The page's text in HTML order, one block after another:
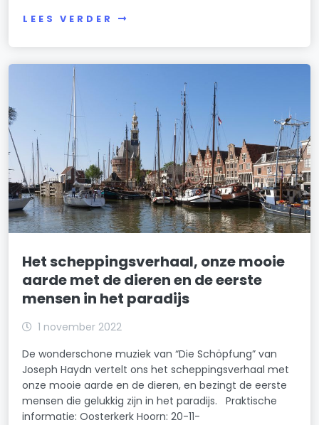
LEES VERDER
Het scheppingsverhaal, onze mooie
aarde met de dieren en de eerste
mensen in het paradijs
1 november 2022
De wonderschone muziek van “Die Schöpfung” van
Joseph Haydn vertelt ons het scheppingsverhaal met
onze mooie aarde en de dieren, en bezingt de eerste
mensen die gelukkig zijn in het paradijs. Praktische
informatie: Oosterkerk Hoorn: 20-11-